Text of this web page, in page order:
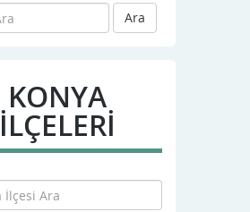
Ara
KONYA
İLÇELERİ